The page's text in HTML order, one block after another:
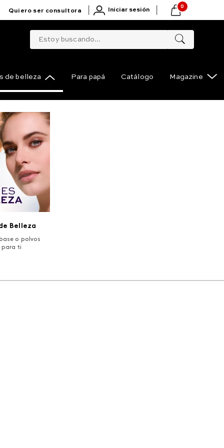
Quiero ser consultora Iniciar sesión
0
Estoy buscando...
de belleza
Belleza
o polvos
para ti
Para papá Catálogo Magazine
Lumi-Age Ojos
Age Ojos AM reductor de apariencia de ojeras 15
x 10.65 cm) NSOC43340-25CO